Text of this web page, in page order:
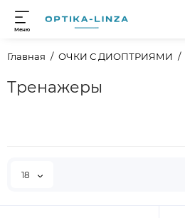
Меню
Главная ОЧКИ С ДИОПТРИЯМИ
Тренажеры
18